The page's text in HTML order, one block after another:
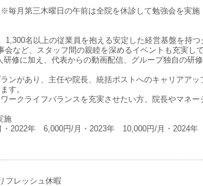
毎月第三木曜日の午前は全院を休診して勉強会を実施
1,300名以上の従業員を抱える安定した経営基盤を持つ
会など、スタッフ間の親睦を深めるイベントも充実し
研修に加え、代表からの動画配信、グループ独自の
ンがあり、主任や院長、統括ポストへのキャリアア
す。
ークライフバランスを充実させたい方、院長やマネ
施
2022年 6,000円/月・2023年 10,000円/月・2024年
フレッシュ休暇